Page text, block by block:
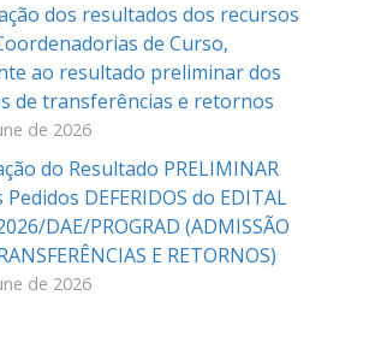
dos resultados dos recursos
de Curso,
ao resultado preliminar dos
de transferências e retornos
de 2026
do Resultado PRELIMINAR
Pedidos DEFERIDOS do EDITAL
DAE/PROGRAD (ADMISSÃO
E RETORNOS)
de 2026